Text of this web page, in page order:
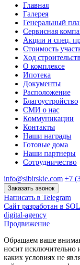
Главная
Галерея
Генеральный
Сервисная
Акции и спец.
Стоимость
Ход
О комплексе
Ипотека
Документы
Расположение
Благоустройство
СМИ о нас
Коммуникации
Контакты
Наши награды
Готовые дома
Наши партнеры
Сотрудничество
info@sibirskie.com +7
Заказать звонок
Написать в Telegram
Сайт разработан в
digital-agency
Продвижение
Обращаем ваше
носит
каких условиях не